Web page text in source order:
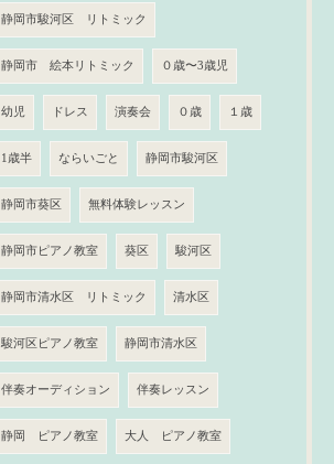
静岡市駿河区 リトミック
静岡市 絵本リトミック ０歳〜3歳児
幼児 ドレス 演奏会 ０歳 １歳
1歳半 ならいごと 静岡市駿河区
静岡市葵区 無料体験レッスン
静岡市ピアノ教室 葵区 駿河区
静岡市清水区 リトミック 清水区
駿河区ピアノ教室 静岡市清水区
伴奏オーディション 伴奏レッスン
静岡 ピアノ教室 大人 ピアノ教室